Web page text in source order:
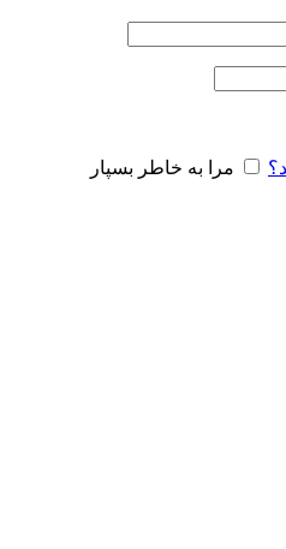
مرا به خاطر بسپار